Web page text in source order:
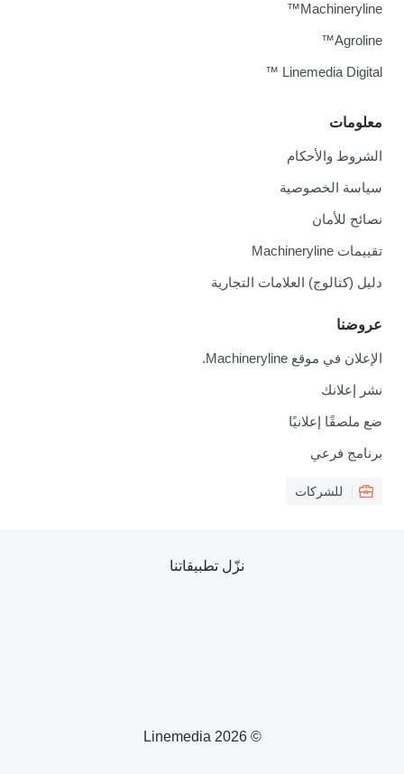
معلومات
الشروط والأحكام
سياسة الخصوصية
نصائح للأمان
تقييمات Machineryline
دليل (كتالوج) العلامات التجارية
عروضنا
الإعلان في موقع Machineryline.
نشر إعلانك
ضع ملصقًا إعلانيًا
برنامج فرعي
للشركات
Machineryline™
Agroline™
Linemedia Digital ™
© 2026 Linemedia
نزّل تطبيقاتنا